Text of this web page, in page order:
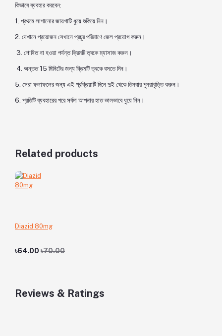
কিভাবে ব্যবহার করবেন:
1. প্রথমে লাগানোর জায়গাটি ধুয়ে শুকিয়ে নিন।
2. যেখানে প্রয়োজন সেখানে প্রচুর পরিমাণে জেল প্রয়োগ করুন।
3. শোষিত না হওয়া পর্যন্ত ক্রিমটি ত্বকে ম্যাসাজ করুন।
4. অন্তত 15 মিনিটের জন্য ক্রিমটি ত্বকে বসতে দিন।
5. সেরা ফলাফলের জন্য এই প্রক্রিয়াটি দিনে দুই থেকে তিনবার পুনরাবৃত্তি করুন।
6. প্রতিটি ব্যবহারের পরে সর্বদা আপনার হাত ভালভাবে ধুয়ে নিন।
Related products
Diazid 80mg
৳64.00 ৳70.00
Reviews & Ratings